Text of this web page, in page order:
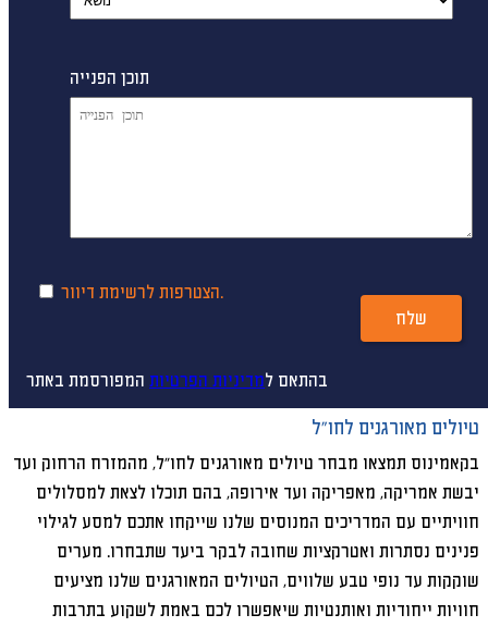
תוכן הפנייה
הצטרפות לרשימת דיוור.
שלח
בהתאם למדיניות הפרטיות המפורסמת באתר
טיולים מאורגנים לחו"ל
בקאמינוס תמצאו מבחר טיולים מאורגנים לחו"ל, מהמזרח הרחוק ועד
יבשת אמריקה, מאפריקה ועד אירופה, בהם תוכלו לצאת למסלולים
חוויתיים עם המדריכים המנוסים שלנו שייקחו אתכם למסע לגילוי
פנינים נסתרות ואטרקציות שחובה לבקר ביעד שתבחרו. מערים
שוקקות עד נופי טבע שלווים, הטיולים המאורגנים שלנו מציעים
חוויות ייחודיות ואותנטיות שיאפשרו לכם באמת לשקוע בתרבות